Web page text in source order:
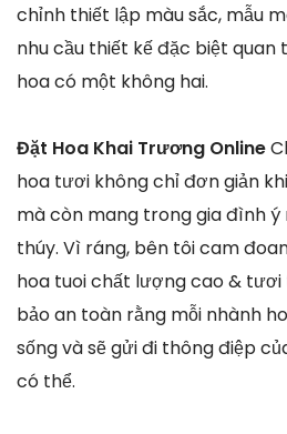
chỉnh thiết lập màu sắc, mẫu
nhu cầu thiết kế đặc biệt quan
hoa có một không hai.
Đặt Hoa Khai Trương Online
hoa tươi không chỉ đơn giản
mà còn mang trong gia đình ý
thúy. Vì ráng, bên tôi cam
hoa tuoi chất lượng cao &
bảo an toàn rằng mỗi nhành
sống và sẽ gửi đi thông điệp
có thể.